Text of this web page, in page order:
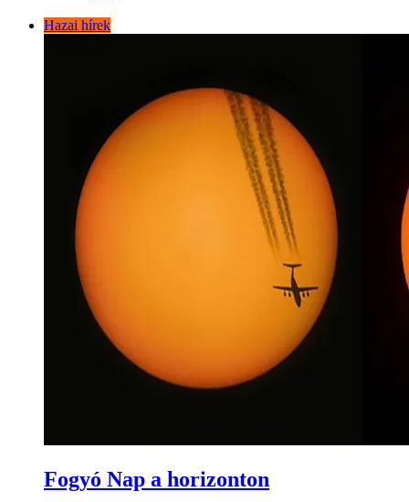
Hazai hírek
Fogyó Nap a horizonton